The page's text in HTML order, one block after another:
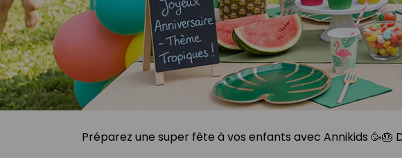
Préparez une super fête à vos enfants avec Annikids 🥳🎂